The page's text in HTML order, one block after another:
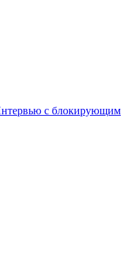
с блокирующим